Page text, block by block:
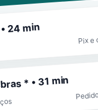
24 min
Pix e
* • 31 min